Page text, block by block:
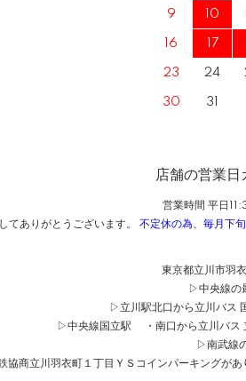
9 10
16 17
23 24
30 31
店舗の営業
営業時間 平日
てありがとうございます。 不定休の為、毎月下
東京都立川市羽
▷中央線の
▷立川駅北口から立川バス
▷中央線国立駅 ・南口から立川バス
▷南武線
協商立川羽衣町１丁目ＹＳコインパーキングが